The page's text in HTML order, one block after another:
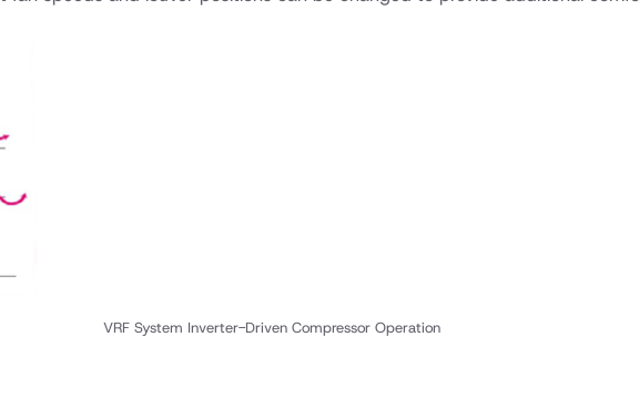
VRF System Inverter-Driven Compressor Operation